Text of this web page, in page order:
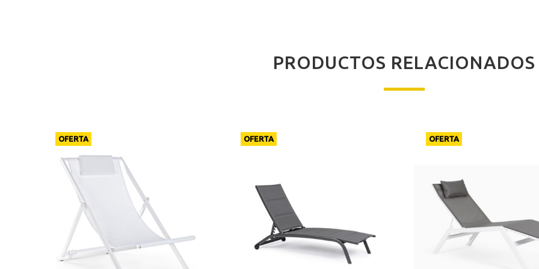
PRODUCTOS RELACIONADOS
OFERTA OFERTA OFERTA